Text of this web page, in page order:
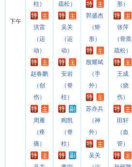
下午
柱）
洪雷
（运
动）
赵春鹏
（创
伤）
周雁
（疼
痛）
疏松）
吴关
（运
动）
安岩
（脊
柱）
阎凯
（脊
柱）
郭盛杰
（矫
形）
殷耀斌
（手
外）
苏亦兵
（神
外）
吴关
形）
张萍
（骨质
疏松）
王成
（烧
伤）
田轩
（血
管）